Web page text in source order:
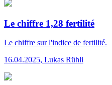
Le chiffre 1,28 fertilité
Le chiffre sur l'indice de fertilité.
16.04.2025, Lukas Rühli